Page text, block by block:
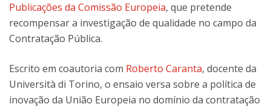
Publicações da Comissão Europeia, que pretende
recompensar a investigação de qualidade no campo da
Contratação Pública.
Escrito em coautoria com Roberto Caranta, docente da
Università di Torino, o ensaio versa sobre a política de
inovação da União Europeia no domínio da contratação